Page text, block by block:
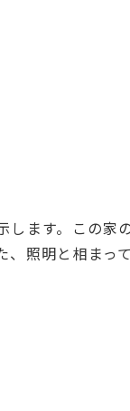
します。この家
、照明と相まっ